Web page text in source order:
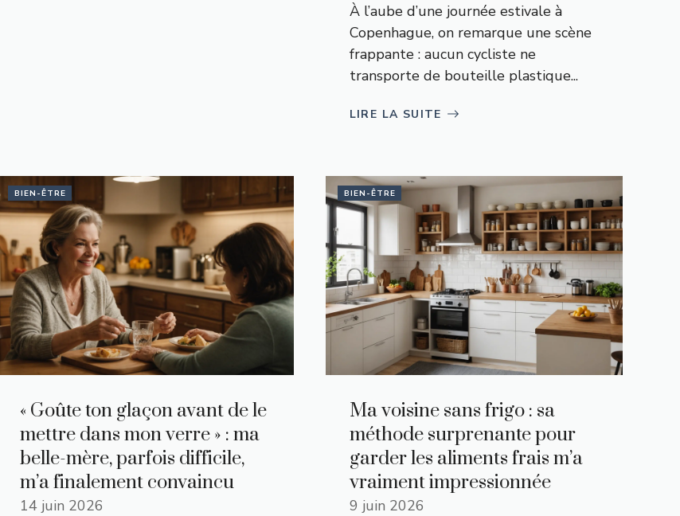
À l’aube d’une journée estivale à
Copenhague, on remarque une scène
frappante : aucun cycliste ne
transporte de bouteille plastique...
LIRE LA SUITE
BIEN-ÊTRE
« Goûte ton glaçon avant de le
mettre dans mon verre » : ma
belle-mère, parfois difficile,
m’a finalement convaincu
14 juin 2026
BIEN-ÊTRE
Ma voisine sans frigo : sa
méthode surprenante pour
garder les aliments frais m’a
vraiment impressionnée
9 juin 2026